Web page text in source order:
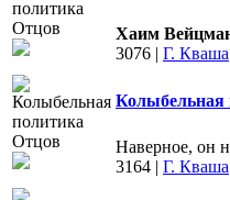
Хаим
3076 | Г. Кваша
Колыбельная
Наверное, он
3164 | Г. Кваша